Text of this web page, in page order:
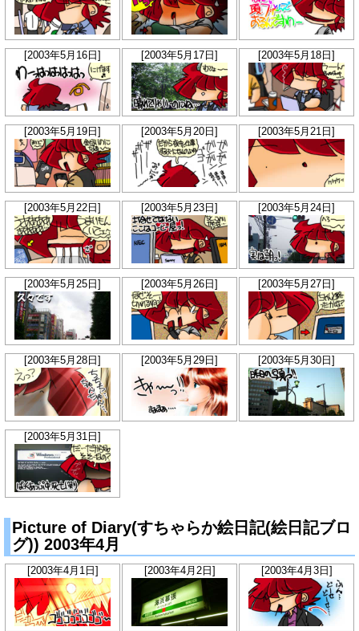
[2003年5月16日] [2003年5月17日] [2003年5月18日]
[2003年5月19日] [2003年5月20日] [2003年5月21日]
[2003年5月22日] [2003年5月23日] [2003年5月24日]
[2003年5月25日] [2003年5月26日] [2003年5月27日]
[2003年5月28日] [2003年5月29日] [2003年5月30日]
[2003年5月31日]
Picture of Diary(すちゃらか絵日記(絵日記ブロ
グ)) 2003年4月
[2003年4月1日] [2003年4月2日] [2003年4月3日]